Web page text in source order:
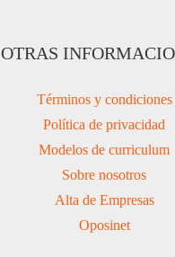
OTRAS
Términos y condiciones
Política de privacidad
Modelos de curriculum
Sobre nosotros
Alta de Empresas
Oposinet